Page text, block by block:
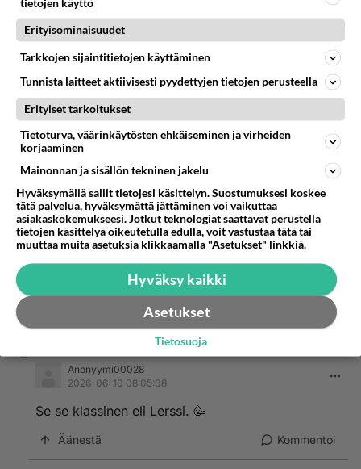
Anonyymi00024
2026-06-10 08:01:13
Sukunimi on nääs eroottisempi ja sitä tulee käyttää
uskottavasti
Kommentoi
Anonyymi00028
2026-06-10 08:05:08
Se se klassinen eli Lerssi. 🥳
Äänestä Kommentoi
tietojen käyttö
Erityisominaisuudet
Tarkkojen sijaintitietojen käyttäminen
Tunnista laitteet aktiivisesti pyydettyjen tietojen perusteella
Erityiset tarkoitukset
Tietoturva, väärinkäytösten ehkäiseminen ja virheiden
korjaaminen
Mainonnan ja sisällön tekninen jakelu
Hyväksymällä sallit tietojesi käsittelyn. Suostumuksesi koskee
tätä palvelua, hyväksymättä jättäminen voi vaikuttaa
asiakaskokemukseesi. Jotkut teknologiat saattavat perustella
tietojen käsittelyä oikeutetulla edulla, voit vastustaa tätä tai
muuttaa muita asetuksia klikkaamalla "Asetukset" linkkiä.
Hyväksy kaikki
Asetukset
Tietosuoja